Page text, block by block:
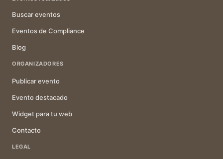
Buscar eventos
Eventos de Compliance
Blog
ORGANIZADORES
Publicar evento
Evento destacado
Widget para tu web
Contacto
LEGAL